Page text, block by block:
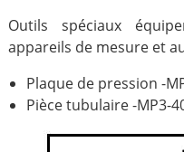
Outils spéciaux
appareils de mesure et
Plaque de pression -
Pièce tubulaire -MP3-